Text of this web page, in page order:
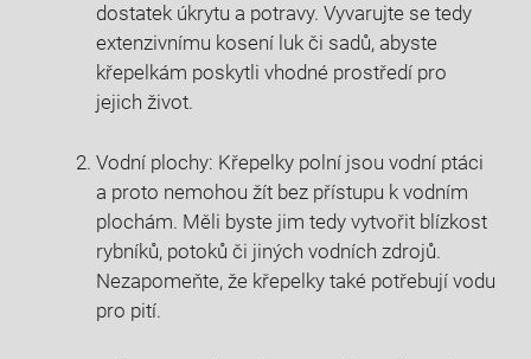
dostatek úkrytu a potravy. Vyvarujte se tedy
extenzivnímu kosení luk či sadů, abyste
křepelkám poskytli vhodné prostředí pro
jejich život.
Vodní plochy: Křepelky polní jsou vodní ptáci
a proto nemohou žít bez přístupu k vodním
plochám. Měli byste jim tedy vytvořit blízkost
rybníků, potoků či jiných vodních zdrojů.
Nezapomeňte, že křepelky také potřebují vodu
pro pití.